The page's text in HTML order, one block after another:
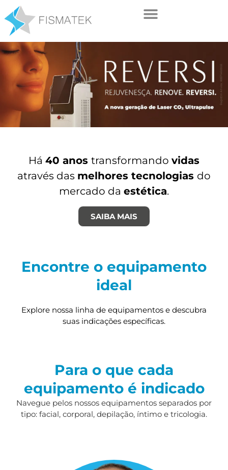
Há 40 anos transformando vidas
através das melhores tecnologias do
mercado da estética.
SAIBA MAIS
Encontre o equipamento
ideal
Explore nossa linha de equipamentos e descubra
suas indicações específicas.
Para o que cada
equipamento é indicado
Navegue pelos nossos equipamentos separados por
tipo: facial, corporal, depilação, íntimo e tricologia.